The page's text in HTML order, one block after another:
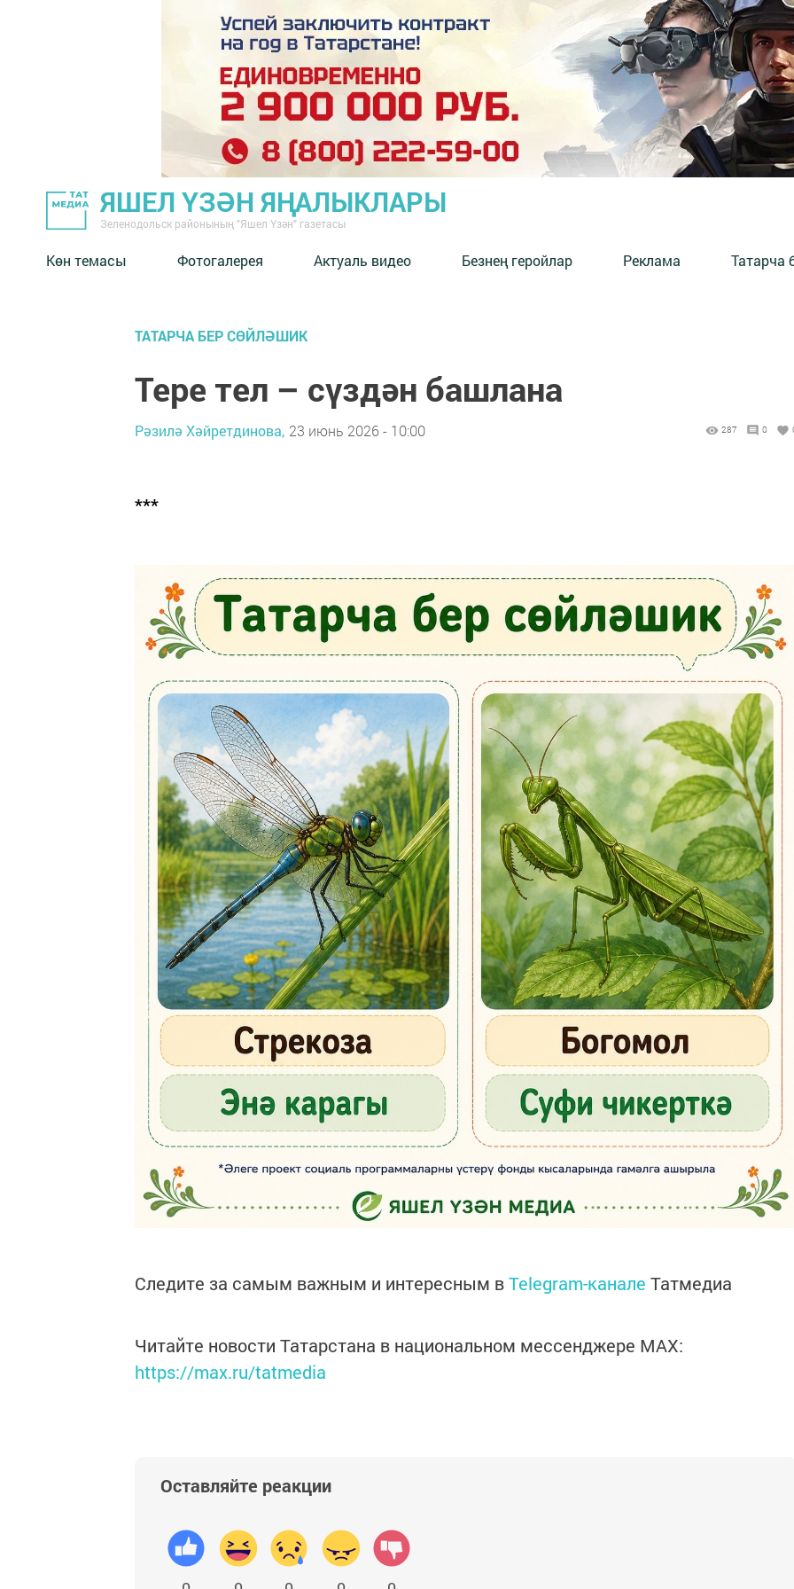
ЯШЕЛ ҮЗӘН ЯҢАЛЫКЛАРЫ
Зеленодольск районының "Яшел Үзән" газетасы
Көн темасы Фотогалерея Актуаль видео Безнең геройлар Реклама Татарча
ТАТАРЧА БЕР СӨЙЛӘШИК
Тере тел – сүздән башлана
Рәзилә Хәйретдинова, 23 июнь 2026 - 10:00 287 0
***
Следите за самым важным и интересным вTelegram-канале Татмедиа
Читайте новости Татарстана в национальном мессенджере MАХ:
https://max.ru/tatmedia
Оставляйте реакции